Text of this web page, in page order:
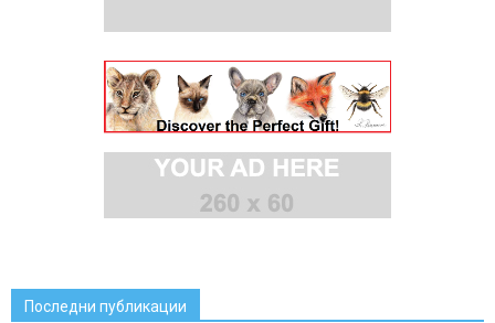
Последни публикации